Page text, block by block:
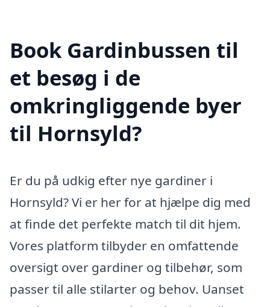
Book Gardinbussen til
et besøg i de
omkringliggende byer
til Hornsyld?
Er du på udkig efter nye gardiner i
Hornsyld? Vi er her for at hjælpe dig med
at finde det perfekte match til dit hjem.
Vores platform tilbyder en omfattende
oversigt over gardiner og tilbehør, som
passer til alle stilarter og behov. Uanset